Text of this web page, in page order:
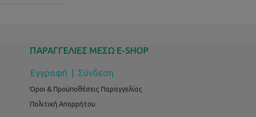
ΠΑΡΑΓΓΕΛΙΕΣ ΜΕΣΩ E-SHOP
Εγγραφή Σύνδεση
Όροι & Προϋποθέσεις Παραγγελίας
Πολιτική Απορρήτου